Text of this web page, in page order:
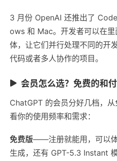
3 月份 OpenAI 还推出了
ows 和 Mac。开发者可以在
体，让它们并行处理不同的开
代码或者多人协作的项目。
会员怎么选？免费的和付
ChatGPT 的会员分好几档，
看你的使用频率和需求：
免费版——注册就能用，可以
生成，还有 GPT-5.3 Instant